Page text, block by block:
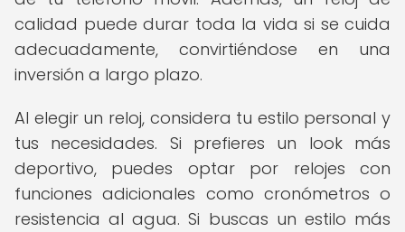
calidad puede durar toda la vida si se cuida
adecuadamente, convirtiéndose en una
inversión a largo plazo.
Al elegir un reloj, considera tu estilo personal y
tus necesidades. Si prefieres un look más
deportivo, puedes optar por relojes con
funciones adicionales como cronómetros o
resistencia al agua. Si buscas un estilo más